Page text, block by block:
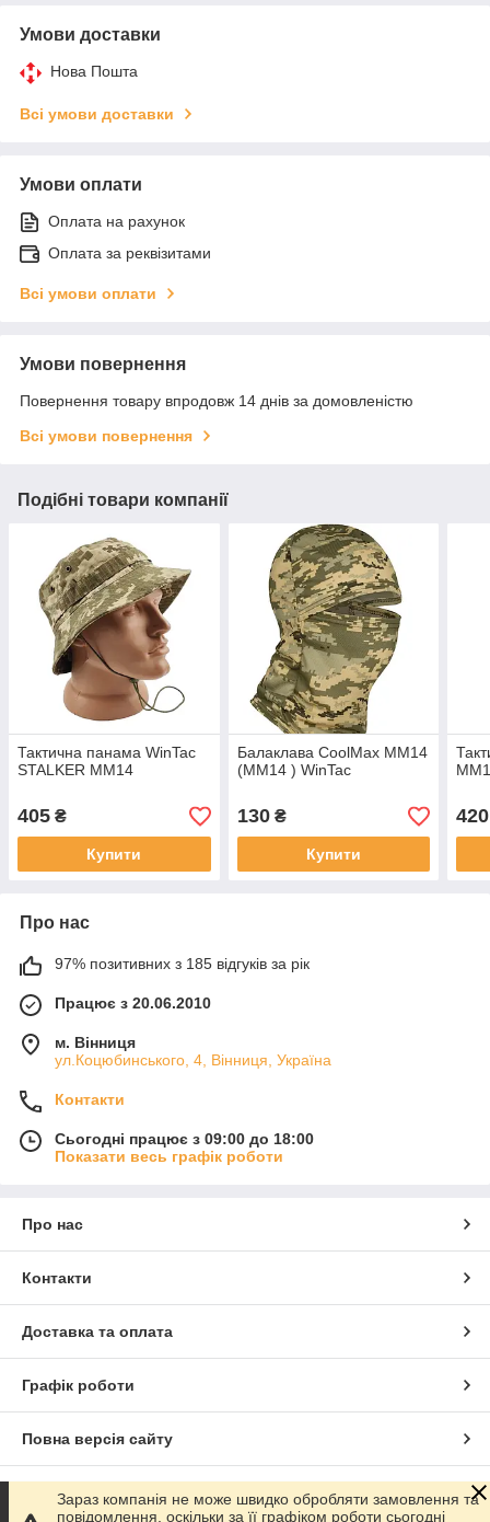
Умови доставки
Нова Пошта
Всі умови доставки
Умови оплати
Оплата на рахунок
Оплата за реквізитами
Всі умови оплати
Умови повернення
Повернення товару впродовж 14 днів за домовленістю
Всі умови повернення
Подібні товари компанії
Тактична панама WinTac
STALKER ММ14
405 ₴
Купити
Балаклава CoolMax ММ14
(ММ14 ) WinTac
130₴
Купити
420
Про нас
97% позитивних з 185 відгуків за рік
Працює з 20.06.2010
м. Вінниця
ул.Коцюбинського, 4, Вінниця, Україна
Контакти
Сьогодні працює з 09:00 до 18:00
Показати весь графік роботи
Про нас
Контакти
Доставка та оплата
Графік роботи
Повна версія сайту
Сайт створено на маркетплейсіProm.ua
Зараз компанія не може швидко обробляти замовлення та
повідомлення, оскільки за її графіком роботи сьогодні